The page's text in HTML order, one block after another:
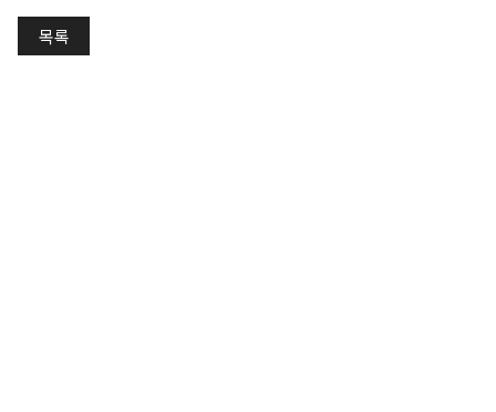
목록